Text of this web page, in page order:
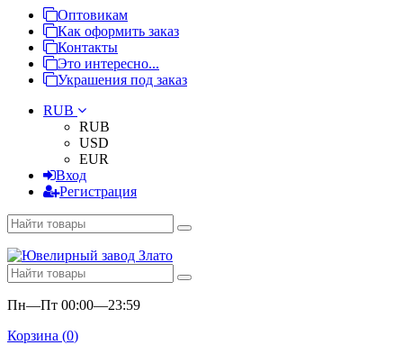
Оптовикам
Как оформить заказ
Контакты
Это интересно...
Украшения под заказ
RUB
RUB
USD
EUR
Вход
Регистрация
Пн—Пт 00:00—23:59
Корзина (0)